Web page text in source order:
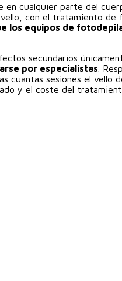
cualquier parte del
con el tratamiento
los equipos de
secundarios
por especialistas .
cuantas sesiones el
y el coste del